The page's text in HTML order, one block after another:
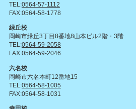
TEL:0564-57-1112
FAX:0564-58-1778
緑丘校
岡崎市緑丘3丁目8番地8山本ビル2階・3階
TEL:0564-59-2058
FAX:0564-59-2046
六名校
岡崎市六名本町12番地15
TEL:0564-58-1005
FAX:0564-58-1031